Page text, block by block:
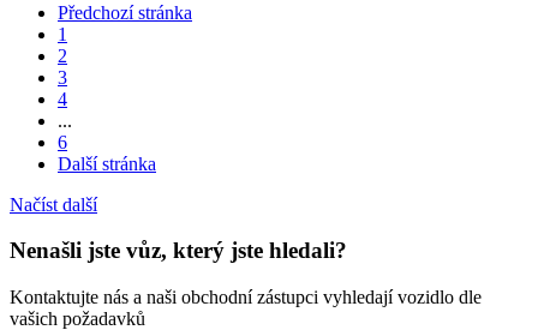
Předchozí stránka
1
2
3
4
...
6
Další stránka
Načíst další
Nenašli jste vůz, který jste hledali?
Kontaktujte nás a naši obchodní zástupci vyhledají vozidlo dle
vašich požadavků